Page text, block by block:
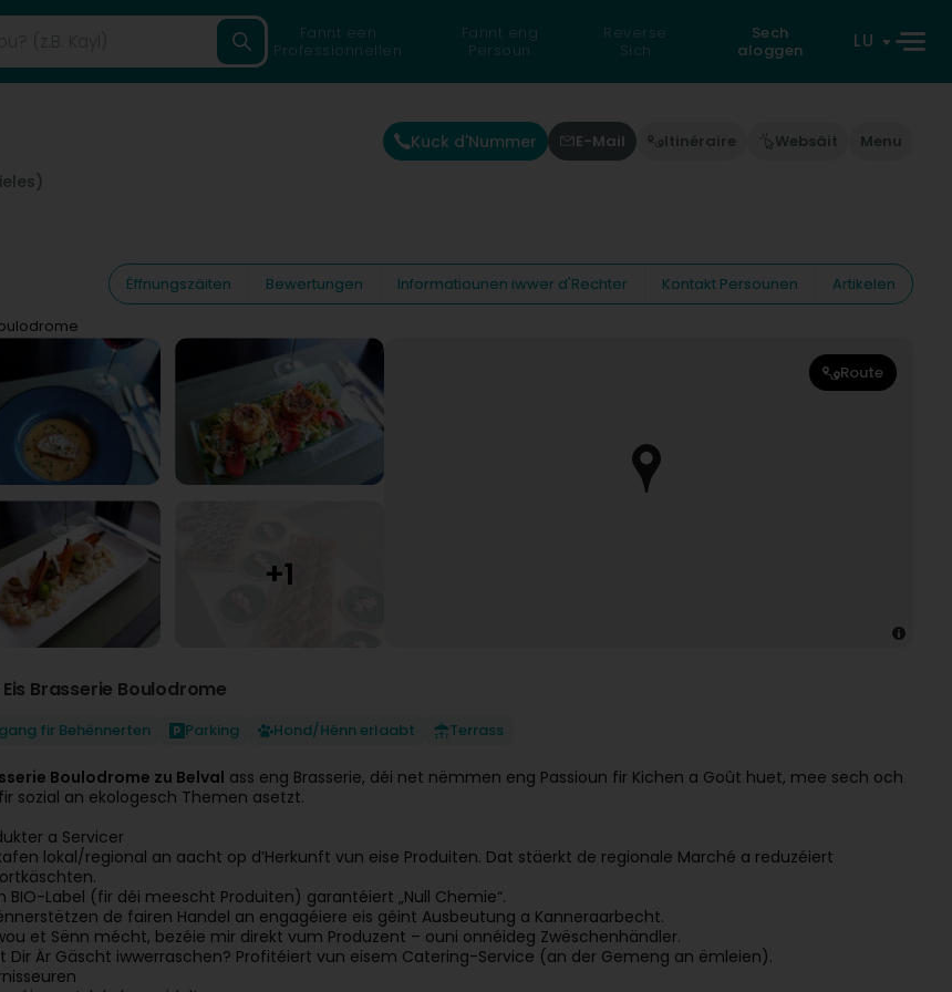
Fannt een
Professionnellen
Fannt eng
Persoun
Reverse
Sich
Sech
aloggen
LU
Kuck d'Nummer E-Mail Itinéraire Websäit Menu
Ëffnungszäiten Bewertungen Informatiounen iwwer d'Rechter Kontakt Persounen
Artikelen
Route
Brasserie Boulodrome
fir Behënnerten Parking Hond/Hënn erlaabt Terrass
Boulodrome zu Belval ass eng Brasserie, déi net nëmmen eng Passioun fir Kichen a Goût huet, mee sech och
sozial an ekologesch Themen asetzt.
a Servicer
lokal/regional an aacht op d’Herkunft vun eise Produiten. Dat stäerkt de regionale Marché a reduzéiert
BIO-Label (fir déi meescht Produiten) garantéiert „Null Chemie“.
de fairen Handel an engagéiere eis géint Ausbeutung a Kanneraarbecht.
et Sënn mécht, bezéie mir direkt vum Produzent – ouni onnéideg Zwëschenhändler.
Dir Är Gäscht iwwerraschen? Profitéiert vun eisem Catering-Service (an der Gemeng an ëmleien).